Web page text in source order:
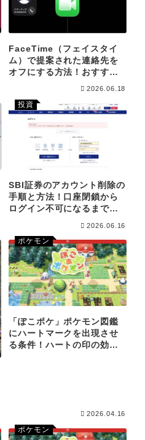
FaceTime（フェイスタイ
ム）で提案された連絡先を
オフにする方法！おすすめ
2026.06.18
投資
SBI証券のアカウント削除の
手順と方法！口座閉鎖から
ログイン不可になるまでの
2026.06.16
ポケモン
「ぽこポケ」ポケモン図鑑
にハートマークを出現させ
る条件！ハートの印の効果
2026.04.16
ポケモン